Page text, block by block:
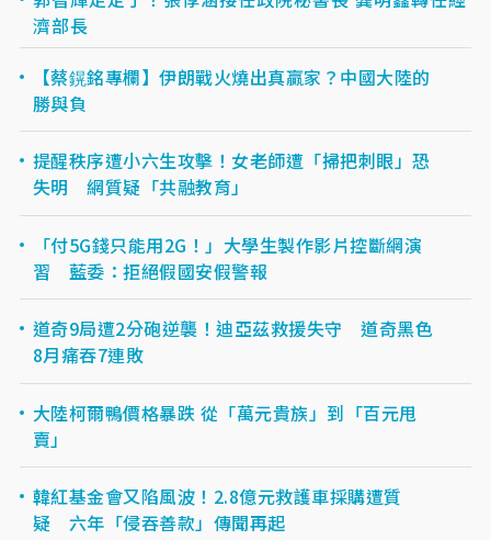
濟部長
【蔡鎤銘專欄】伊朗戰火燒出真贏家？中國大陸的
勝與負
提醒秩序遭小六生攻擊！女老師遭「掃把刺眼」恐
失明 網質疑「共融教育」
「付5G錢只能用2G！」大學生製作影片控斷網演
習 藍委：拒絕假國安假警報
道奇9局遭2分砲逆襲！迪亞茲救援失守 道奇黑色
8月痛吞7連敗
大陸柯爾鴨價格暴跌 從「萬元貴族」到「百元甩
賣」
韓紅基金會又陷風波！2.8億元救護車採購遭質
疑 六年「侵吞善款」傳聞再起